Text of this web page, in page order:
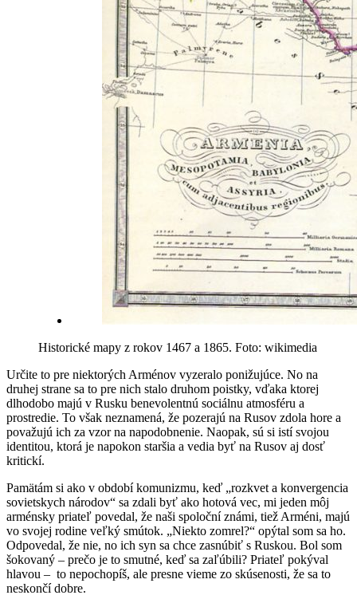
Historické mapy z rokov 1467 a 1865. Foto: wikimedia
Určite to pre niektorých Arménov vyzeralo ponižujúce. No na
druhej strane sa to pre nich stalo druhom poistky, vďaka ktorej
dlhodobo majú v Rusku benevolentnú sociálnu atmosféru a
prostredie. To však neznamená, že pozerajú na Rusov zdola hore a
považujú ich za vzor na napodobnenie. Naopak, sú si istí svojou
identitou, ktorá je napokon staršia a vedia byť na Rusov aj dosť
kritickí.
Pamätám si ako v období komunizmu, keď „rozkvet a konvergencia
sovietskych národov“ sa zdali byť ako hotová vec, mi jeden môj
arménsky priateľ povedal, že naši spoloční známi, tiež Arméni, majú
vo svojej rodine veľký smútok. „Niekto zomrel?“ opýtal som sa ho.
Odpovedal, že nie, no ich syn sa chce zasnúbiť s Ruskou. Bol som
šokovaný – prečo je to smutné, keď sa zaľúbili? Priateľ pokýval
hlavou – to nepochopíš, ale presne vieme zo skúsenosti, že sa to
neskončí dobre.